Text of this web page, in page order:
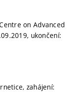
on Advanced
ukončení:
zahájení: